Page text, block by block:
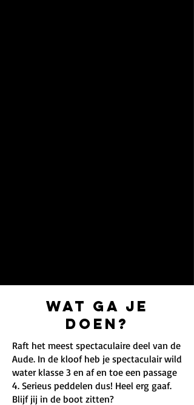
Wat ga je
doen?
Raft het meest spectaculaire deel van de
Aude. In de kloof heb je spectaculair wild
water klasse 3 en af en toe een passage
4. Serieus peddelen dus! Heel erg gaaf.
Blijf jij in de boot zitten?